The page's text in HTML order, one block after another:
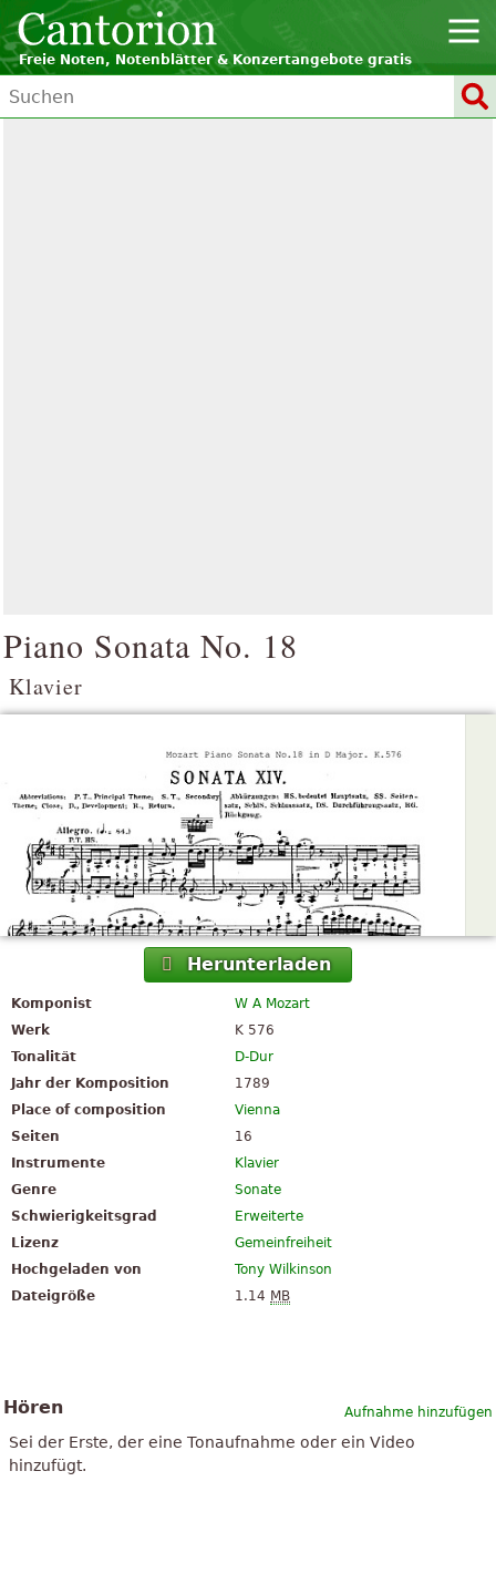
Freie Noten, Notenblätter & Konzertangebote gratis
Piano Sonata No. 18
Klavier
Herunterladen
Komponist
W A Mozart
Werk
K 576
Tonalität
D-Dur
Jahr der Komposition
1789
Place of composition
Vienna
Seiten
16
Instrumente
Klavier
Genre
Sonate
Schwierigkeitsgrad
Erweiterte
Lizenz
Gemeinfreiheit
Hochgeladen von
Tony Wilkinson
Dateigröße
1.14 MB
Aufnahme hinzufügen
Hören
Sei der Erste, der eine Tonaufnahme oder ein Video
hinzufügt.